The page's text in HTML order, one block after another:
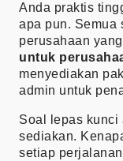
Anda praktis
apa pun. Semua
perusahaan
untuk
menyediakan
admin untuk
Soal lepas kunci
sediakan.
setiap